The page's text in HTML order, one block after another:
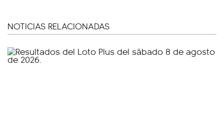
NOTICIAS RELACIONADAS